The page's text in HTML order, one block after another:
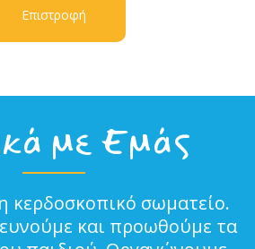
Επιστροφή
με Εμάς
κερδοσκοπικό σωματείο.
και προωθούμε τα